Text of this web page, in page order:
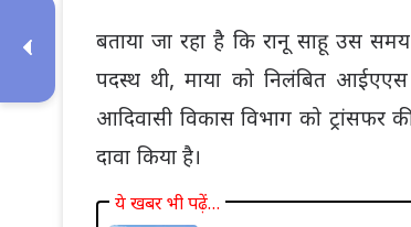
बताया जा रहा है कि रानू साहू उस
पदस्थ थी, माया को निलंबित
आदिवासी विकास विभाग को
दावा किया है।
ये खबर भी पढ़ें…